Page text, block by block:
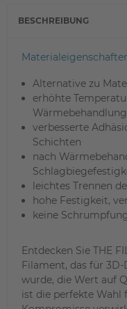
BESCHREIBUNG
Alternative zu
erhöhte
Wärmebehandlung
verbesserte
Schichten
nach
leichtes Trennen
hohe Festigkeit,
keine
Entdecken Sie THE
Filament, das für
wurde, die Wert auf
ist die perfekte Wahl